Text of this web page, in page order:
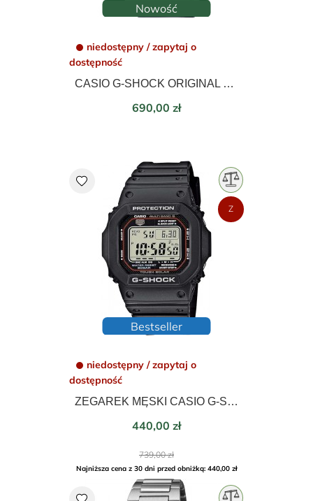
Nowość
niedostępny / zapytaj o
dostępność
CASIO G-SHOCK ORIGINAL G-LIDE GBX-100NS-1ER
Cena
690,00 zł
Bestseller
niedostępny / zapytaj o
dostępność
ZEGAREK MĘSKI CASIO G-SHOCK ORIGINAL TOUGH SOLAR WAVECEPTOR 43mm GW-M5610U-1ER
Cena
440,00 zł
Cena
podstawowa
739,00 zł
Najniższa cena z 30 dni przed obniżką: 440,00 zł
favorite
Z